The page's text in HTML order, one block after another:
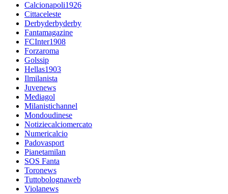
Calcionapoli1926
Cittaceleste
Derbyderbyderby
Fantamagazine
FCInter1908
Forzaroma
Golssip
Hellas1903
Ilmilanista
Juvenews
Mediagol
Milanistichannel
Mondoudinese
Notiziecalciomercato
Numericalcio
Padovasport
Pianetamilan
SOS Fanta
Toronews
Tuttobolognaweb
Violanews